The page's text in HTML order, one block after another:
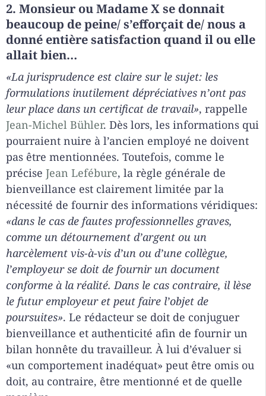
2. Monsieur ou Madame X se donnait
beaucoup de peine/ s’efforçait de/ nous a
donné entière satisfaction quand il ou elle
allait bien…
«La jurisprudence est claire sur le sujet: les
formulations inutilement dépréciatives n’ont pas
leur place dans un certificat de travail», rappelle
Jean-Michel Bühler. Dès lors, les informations qui
pourraient nuire à l’ancien employé ne doivent
pas être mentionnées. Toutefois, comme le
précise Jean Lefébure, la règle générale de
bienveillance est clairement limitée par la
nécessité de fournir des informations véridiques:
«dans le cas de fautes professionnelles graves,
comme un détournement d’argent ou un
harcèlement vis-à-vis d’un ou d’une collègue,
l’employeur se doit de fournir un document
conforme à la réalité. Dans le cas contraire, il lèse
le futur employeur et peut faire l’objet de
poursuites». Le rédacteur se doit de conjuguer
bienveillance et authenticité afin de fournir un
bilan honnête du travailleur. À lui d’évaluer si
«un comportement inadéquat» peut être omis ou
doit, au contraire, être mentionné et de quelle